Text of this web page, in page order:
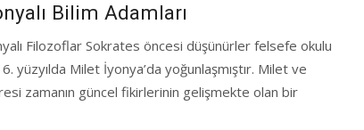
Bilim Adamları
Filozoflar Sokrates öncesi düşünürler felsefe okulu
yüzyılda Milet İyonya’da yoğunlaşmıştır. Milet ve
zamanın güncel fikirlerinin gelişmekte olan bir